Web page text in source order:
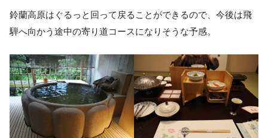
鈴蘭高原はぐるっと回って戻ることができるので、今後は飛
騨へ向かう途中の寄り道コースになりそうな予感。